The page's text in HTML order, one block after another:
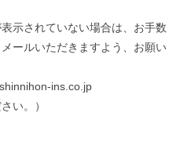
示されていない場合は、お手数
ールいただきますよう、お願い
ins.co.jp
い。）